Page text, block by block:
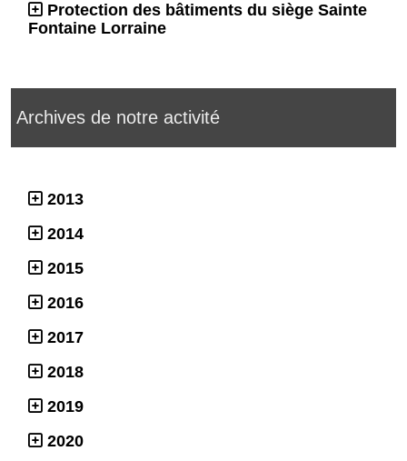
Protection des bâtiments du siège Sainte
Fontaine Lorraine
Archives de notre activité
2013
2014
2015
2016
2017
2018
2019
2020